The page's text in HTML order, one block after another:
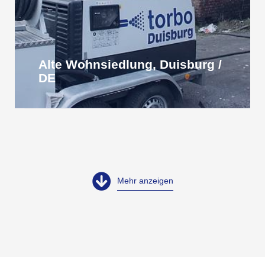
Alte Wohnsiedlung, Duisburg /
DE
Mehr anzeigen